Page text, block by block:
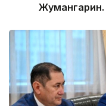
Жумангарин.